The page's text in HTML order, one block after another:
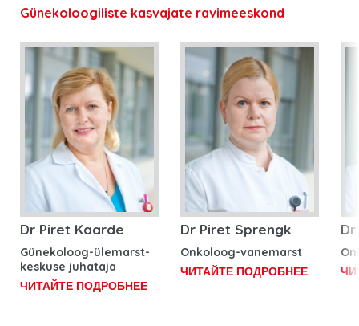
Günekoloogiliste kasvajate ravimeeskond
Dr Piret Kaarde
Günekoloog-ülemarst-
keskuse juhataja
ЧИТАЙТЕ ПОДРОБНЕЕ
Dr Piret Sprengk
Onkoloog-vanemarst
ЧИТАЙТЕ ПОДРОБНЕЕ